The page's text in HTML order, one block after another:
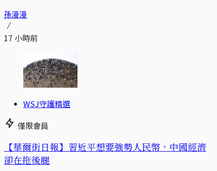
孫漫漫
17 小時前
WSJ守護精選
僅限會員
【華爾街日報】習近平想要強勢人民幣，中國經濟
卻在拖後腿